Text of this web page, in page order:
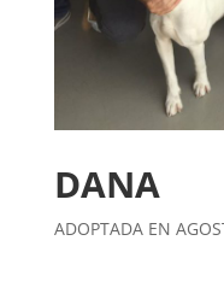
DANA
ADOPTADA EN